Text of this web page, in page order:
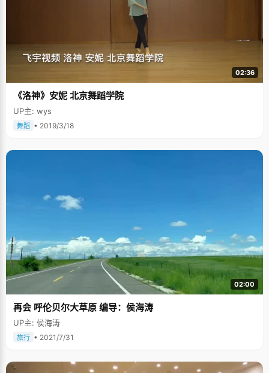
02:36
《洛神》安妮 北京舞蹈学院
UP主: wys
舞蹈 • 2019/3/18
02:00
再会 呼伦贝尔大草原 编导：侯海涛
UP主: 侯海涛
旅行 • 2021/7/31